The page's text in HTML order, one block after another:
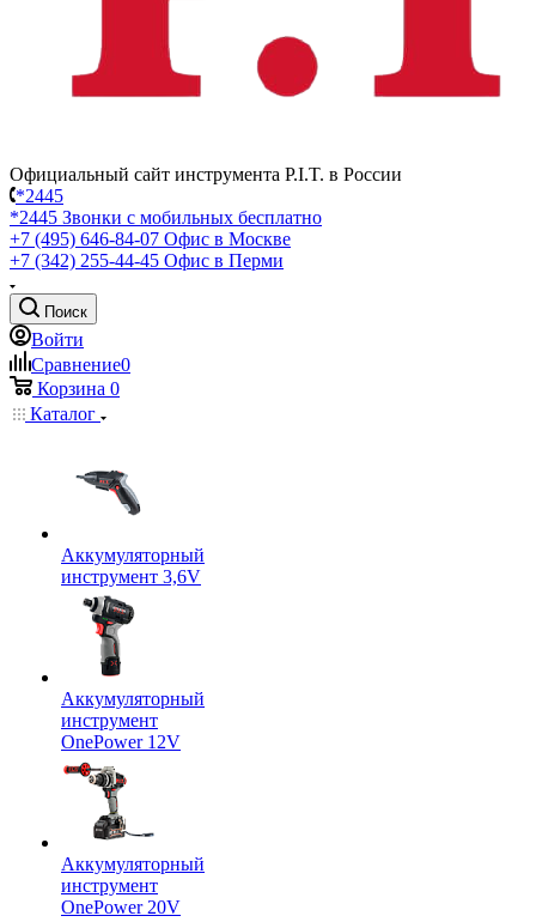
Официальный сайт инструмента P.I.T. в России
*2445
*2445 Звонки с мобильных бесплатно
+7 (495) 646-84-07 Офис в Москве
+7 (342) 255-44-45 Офис в Перми
Поиск
Войти
Сравнение0
Корзина 0
Каталог
Аккумуляторный
инструмент 3,6V
Аккумуляторный
инструмент
OnePower 12V
Аккумуляторный
инструмент
OnePower 20V